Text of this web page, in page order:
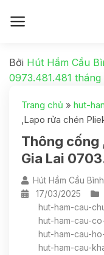
Bởi Hút Hầm Cầu
0973.481.481 tháng
Trang chủ » hut-
,Lapo rửa chén
Thông cống
Gia Lai
Hút Hầm Cầu
17/03/2025
hut-ham-cau-
hut-ham-cau-
hut-ham-cau-
hut-ham-cau-